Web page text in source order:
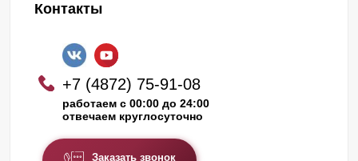
Контакты
+7 (4872) 75-91-08
работаем с 00:00 до 24:00
отвечаем круглосуточно
Заказать звонок